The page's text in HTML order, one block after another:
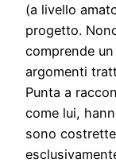
(a livello
progetto.
comprende
argomenti
Punta a
come lui,
sono